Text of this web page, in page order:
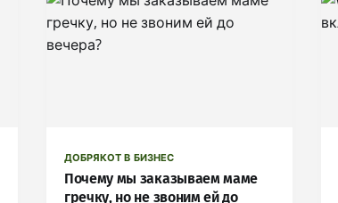
ДОБРЯКОТ В БИЗНЕС
Почему мы заказываем маме
гречку, но не звоним ей до